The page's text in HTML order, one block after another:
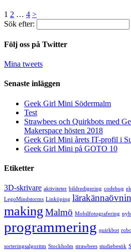
1 2 … 4 >
Sök efter:
Följ oss på Twitter
Mina tweets
Senaste inläggen
Geek Girl Mini Södermalm
Test
Strawbees och Quirkbots med
Makerspace hösten 2018
Geek Girl Mini årets IT-profil i
Geek Girl Mini på GOTO 10
Etiketter
3D-skrivare aktiviteter bildredigering codebug
LegoMindstorms Linköping
making Malmö Mobilfotografering
programmering quirkbot
sorteringsalgoritm Stockholm strawbees studiebesök